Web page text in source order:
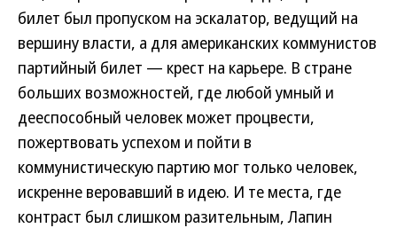
билет был пропуском на эскалатор, ведущий на
вершину власти, а для американских коммунистов
партийный билет — крест на карьере. В стране
больших возможностей, где любой умный и
дееспособный человек может процвести,
пожертвовать успехом и пойти в
коммунистическую партию мог только человек,
искренне веровавший в идею. И те места, где
контраст был слишком разительным, Лапин